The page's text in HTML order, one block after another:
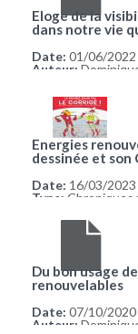
Eloge de la
dans notre vie
Date: 01/06/2022
Auteur:
Energies
dessinée et son
Date: 16/03/2023
Type: Chroniques
Du bon usage
renouvelables
Date: 07/10/2020
Auteur: